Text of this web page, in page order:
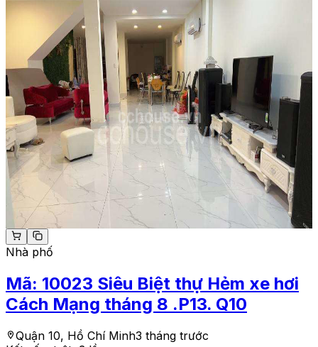
Nhà phố
Mã: 10023 Siêu Biệt thự Hẻm xe hơi
Cách Mạng tháng 8 .P13. Q10
Quận 10, Hồ Chí Minh3 tháng trước